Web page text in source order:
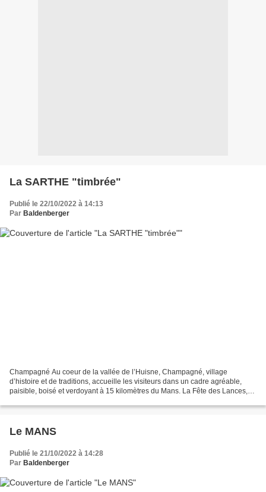
La SARTHE "timbrée"
Publié le 22/10/2022 à 14:13
Par Baldenberger
Champagné Au coeur de la vallée de l’Huisne, Champagné, village
d’histoire et de traditions, accueille les visiteurs dans un cadre agréable,
paisible, boisé et verdoyant à 15 kilomètres du Mans. La Fête des Lances,
Le MANS
Publié le 21/10/2022 à 14:28
Par Baldenberger